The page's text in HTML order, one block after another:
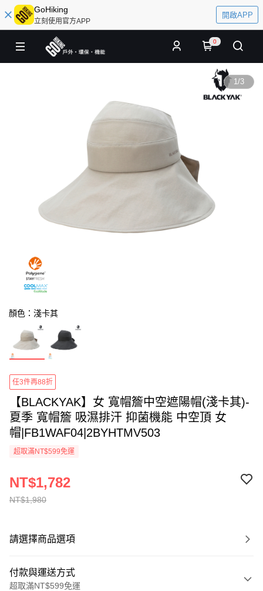
GoHiking
立刻使用官方APP
開啟APP
0
1/3
顏色：淺卡其
任3件再88折
【BLACKYAK】女 寬帽簷中空遮陽帽(淺卡其)-
夏季 寬帽簷 吸濕排汗 抑菌機能 中空頂 女
帽|FB1WAF04|2BYHTMV503
超取滿NT$599免運
NT$1,980
NT$1,782
請選擇商品選項
付款與運送方式
超取滿NT$599免運